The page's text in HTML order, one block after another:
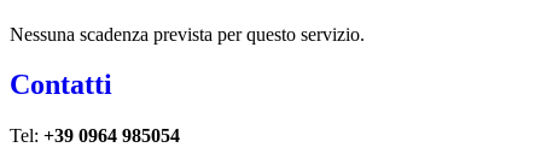
Nessuna scadenza prevista per questo servizio.
Contatti
Tel: +39 0964 985054